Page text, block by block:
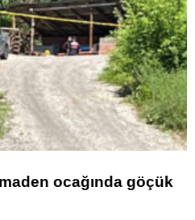
ocağında göçük